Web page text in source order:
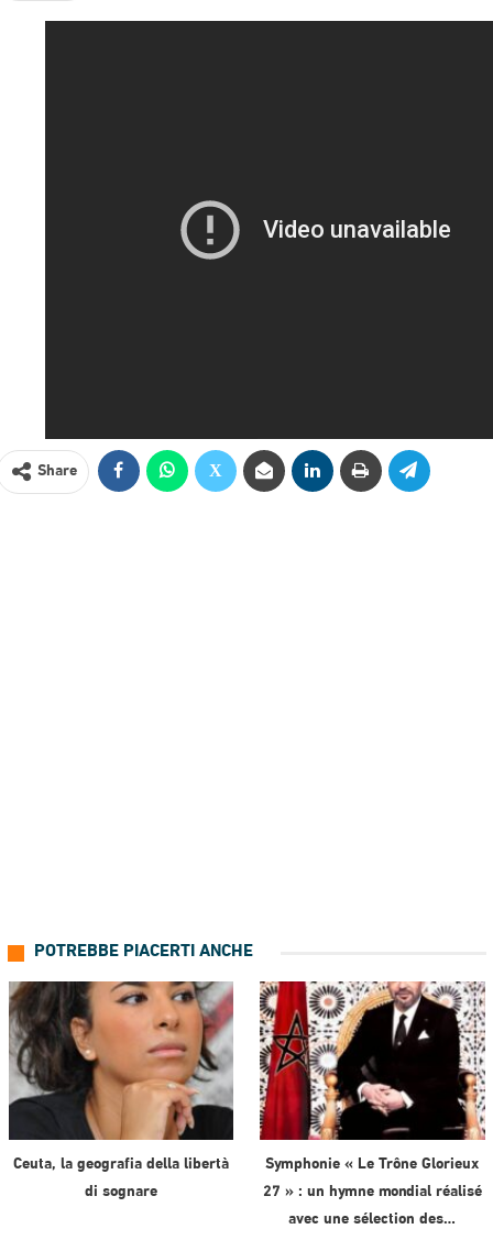
Share
POTREBBE PIACERTI ANCHE
Ceuta, la geografia della libertà
di sognare
Symphonie « Le Trône Glorieux
27 » : un hymne mondial réalisé
avec une sélection des…